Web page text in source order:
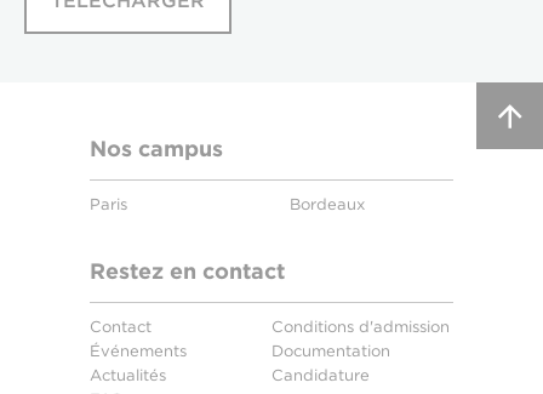
Nos campus
Paris Bordeaux
Restez en contact
Contact
Événements
Actualités
Conditions d'admission
Documentation
Candidature